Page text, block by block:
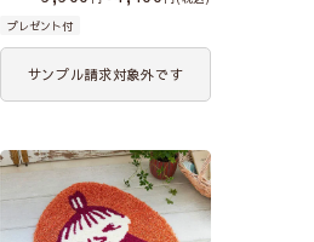
プレゼント付
サンプル請求対象外です